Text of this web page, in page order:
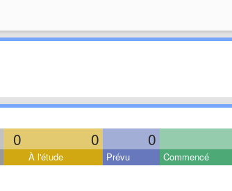
0 0 0
À l'étude Prévu Commencé